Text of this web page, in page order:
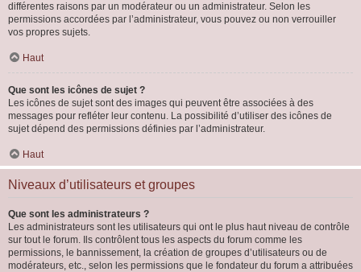
différentes raisons par un modérateur ou un administrateur. Selon les
permissions accordées par l’administrateur, vous pouvez ou non verrouiller
vos propres sujets.
Haut
Que sont les icônes de sujet ?
Les icônes de sujet sont des images qui peuvent être associées à des
messages pour refléter leur contenu. La possibilité d’utiliser des icônes de
sujet dépend des permissions définies par l’administrateur.
Haut
Niveaux d’utilisateurs et groupes
Que sont les administrateurs ?
Les administrateurs sont les utilisateurs qui ont le plus haut niveau de contrôle
sur tout le forum. Ils contrôlent tous les aspects du forum comme les
permissions, le bannissement, la création de groupes d’utilisateurs ou de
modérateurs, etc., selon les permissions que le fondateur du forum a attribuées